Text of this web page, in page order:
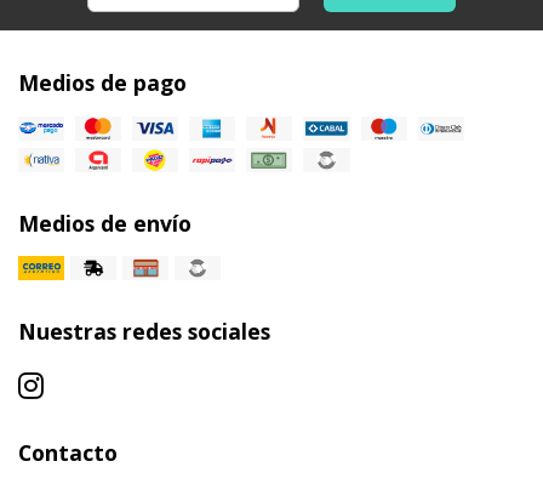
Medios de pago
Medios de envío
Nuestras redes sociales
Contacto